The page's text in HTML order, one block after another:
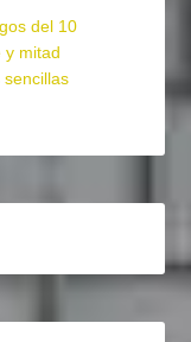
del 10
y mitad
sencillas